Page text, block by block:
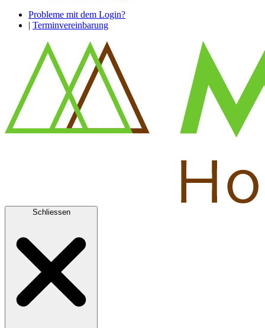
Probleme mit dem Login?
| Terminvereinbarung
Schliessen